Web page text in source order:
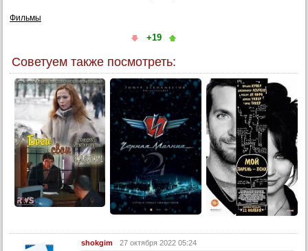
Фильмы
+19
Советуем также посмотреть:
shokgim
27 октября 2022 05:24